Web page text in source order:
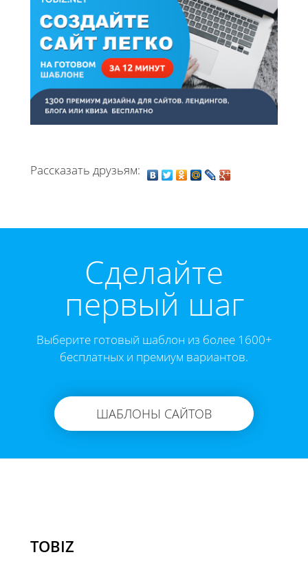
Рассказать друзьям:
Cделайте
первый шаг
Выберите готовый шаблон из более 1600+
бесплатных и премиум вариантов.
ШАБЛОНЫ САЙТОВ
TOBIZ